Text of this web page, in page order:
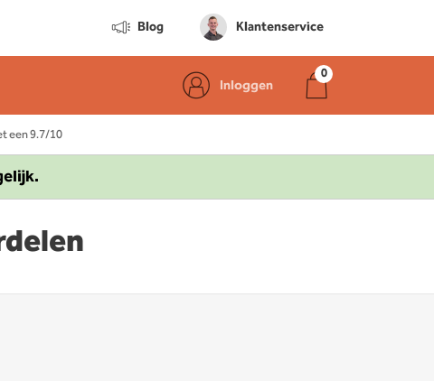
Blog Klantenservice
Inloggen
een 9.7/10